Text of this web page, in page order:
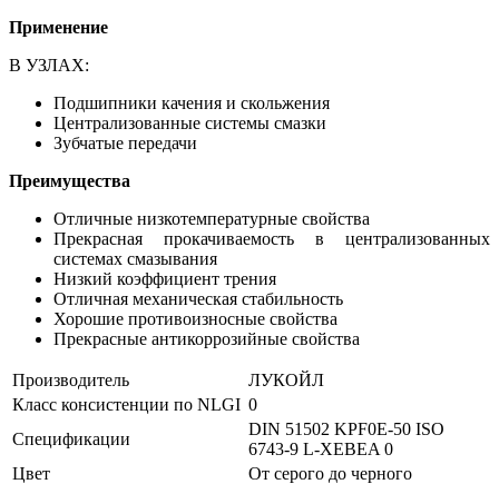
Применение
В УЗЛАХ:
Подшипники качения и скольжения
Централизованные системы смазки
Зубчатые передачи
Преимущества
Отличные низкотемпературные свойства
Прекрасная прокачиваемость в централизованных
системах смазывания
Низкий коэффициент трения
Отличная механическая стабильность
Хорошие противоизносные свойства
Прекрасные антикоррозийные свойства
Производитель
ЛУКОЙЛ
Класс консистенции по NLGI 0
Спецификации
DIN 51502 KPF0E-50 ISO
6743-9 L-XEBEA 0
Цвет
От серого до черного